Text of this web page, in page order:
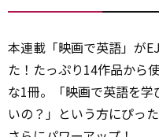
本連載「映画で英語」が
た！たっぷり14作品から
な1冊。「映画で英語を
いの？」という方にぴっ